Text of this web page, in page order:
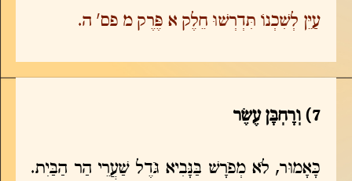
עַיֵּן לְשִׁכְנוֹ תִּדְרְשׁוּ חֵלֶק א פֶּרֶק מ פס' ה.
7) וְרָחְבָּן עֶשֶׂר
כָּאָמוּר, לֹא מְפֹרָשׁ בַּנָּבִיא גֹּדֶל שַׁעֲרֵי הַר הַבַּיִת.